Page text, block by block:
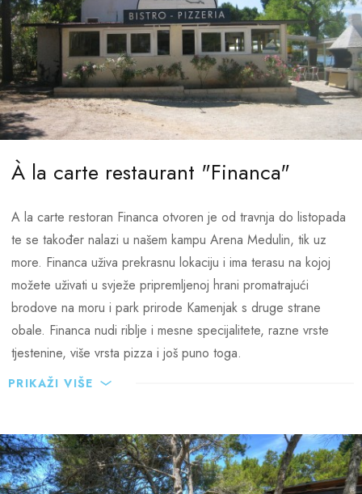
Svakog dana od
11:00 do 18:00h
Kuhinja radi od12:00 do 17:00h
Rezervacije stolova nisu moguće.
À la carte restaurant "Financa"
A la carte restoran Financa otvoren je od travnja do listopada
te se također nalazi u našem kampu Arena Medulin, tik uz
more. Financa uživa prekrasnu lokaciju i ima terasu na kojoj
možete uživati u svježe pripremljenoj hrani promatrajući
brodove na moru i park prirode Kamenjak s druge strane
obale. Financa nudi riblje i mesne specijalitete, razne vrste
tjestenine, više vrsta pizza i još puno toga.
PRIKAŽI VIŠE